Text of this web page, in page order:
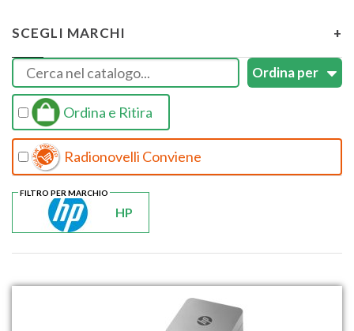
SCEGLI MARCHI +
Ordina e Ritira
Radionovelli Conviene
HP
FILTRO PER MARCHIO